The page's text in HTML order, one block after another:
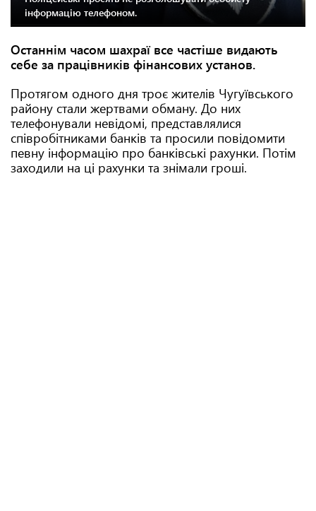
інформацію телефоном.
Останнім часом шахраї все частіше видають
себе за працівників фінансових установ.
Протягом одного дня троє жителів Чугуївського
району стали жертвами обману. До них
телефонували невідомі, представлялися
співробітниками банків та просили повідомити
певну інформацію про банківські рахунки. Потім
заходили на ці рахунки та знімали гроші.